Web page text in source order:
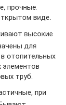
прочные.
виде.
высокие
для
отопительных
элементов
труб.
при